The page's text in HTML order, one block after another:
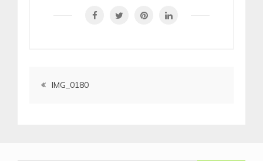
Artikkelien
IMG_0180